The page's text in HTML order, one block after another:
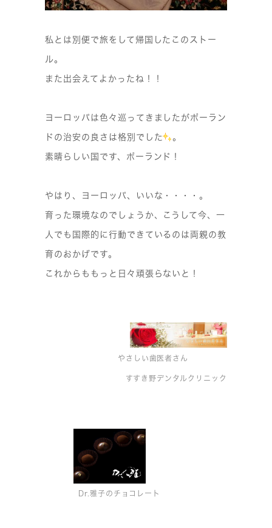
私とは別便で旅をして帰国したこのストー
ル。
また出会えてよかったね！！
ヨーロッパは色々巡ってきましたがポーラン
ドの治安の良さは格別でした 。
素晴らしい国です、ポーランド！
やはり、ヨーロッパ、いいな・・・・。
育った環境なのでしょうか、こうして今、一
人でも国際的に行動できているのは両親の教
育のおかげです。
これからももっと日々頑張らないと！
やさしい歯医者さん
すすき野デンタルクリニック
Dr.雅子のチョコレート